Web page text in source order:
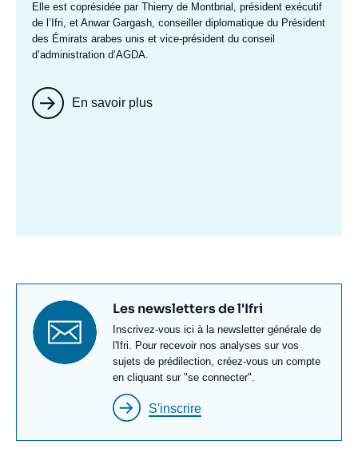
Elle est coprésidée par Thierry de Montbrial , président exécutif
de l’Ifri, et Anwar Gargash, conseiller diplomatique du Président
des Émirats arabes unis et vice-président du conseil
d’administration d’AGDA.
En savoir plus
Titre
newsletter
Les newsletters de l'Ifri
Texte
Newsletter
Inscrivez-vous ici à la newsletter générale de
l'Ifri. Pour recevoir nos analyses sur vos
sujets de prédilection, créez-vous un compte
en cliquant sur "se connecter".
S'inscrire